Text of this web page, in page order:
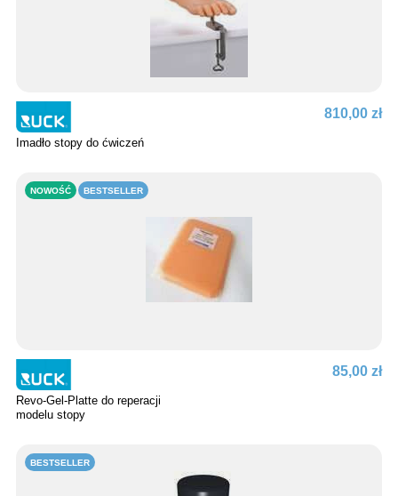
Imadło stopy do ćwiczeń
810,00 zł
NOWOŚĆ BESTSELLER
Revo-Gel-Platte do reperacji
modelu stopy
85,00 zł
BESTSELLER